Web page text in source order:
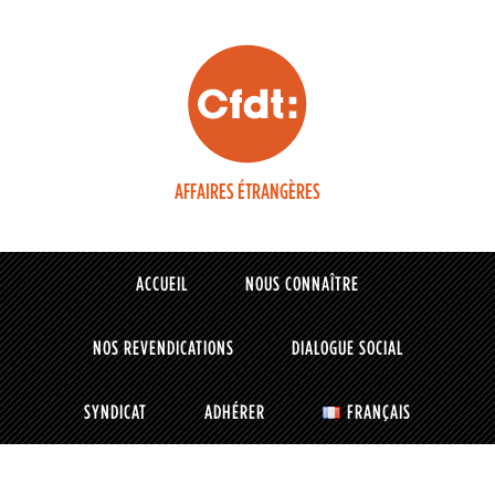
AFFAIRES ÉTRANGÈRES
ACCUEIL NOUS CONNAÎTRE
NOS REVENDICATIONS DIALOGUE SOCIAL
SYNDICAT ADHÉRER FRANÇAIS